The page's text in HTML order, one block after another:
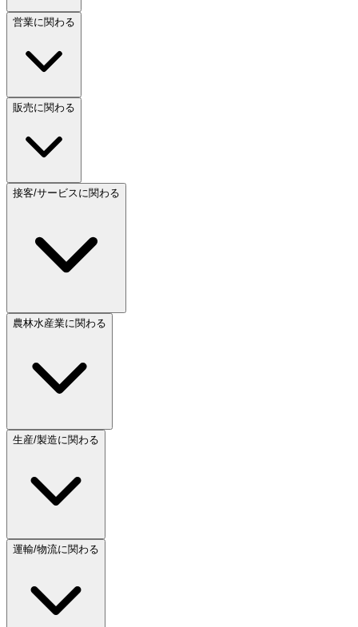
営業に関わる
販売に関わる
接客/サービスに関わる
農林水産業に関わる
生産/製造に関わる
運輸/物流に関わる